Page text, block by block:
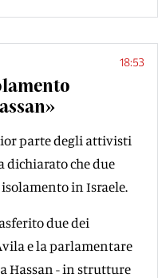
18:53
parte degli attivisti
dichiarato che due
in Israele.
due dei
e la parlamentare
Hassan - in strutture